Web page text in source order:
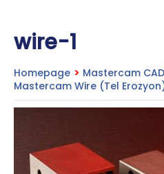
wire-1
Homepage > Mastercam
Mastercam Wire (Tel